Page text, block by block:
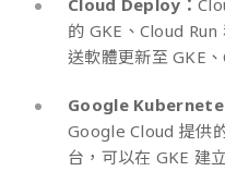
Cloud Deploy：
的 GKE、Cloud
送軟體更新至 GKE
Google
Google Cloud 提供
台，可以在 GKE 建